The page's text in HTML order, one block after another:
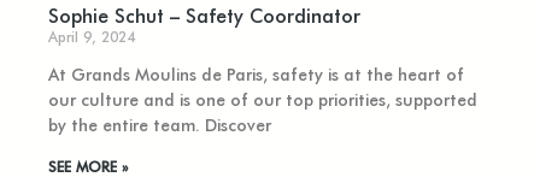
Sophie Schut – Safety Coordinator
April 9, 2024
At Grands Moulins de Paris, safety is at the heart of
our culture and is one of our top priorities, supported
by the entire team. Discover
SEE MORE »